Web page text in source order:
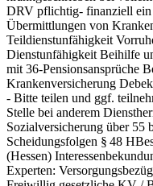
DRV pflichtig- finanziell ein
Übermittlungen von
Teildienstunfähigkeit
Dienstunfähigkeit Beihilfe
mit 36-Pensionsansprüche
Krankenversicherung
- Bitte teilen und ggf.
Stelle bei anderem
Sozialversicherung über 55
Scheidungsfolgen § 48
(Hessen)
Experten: